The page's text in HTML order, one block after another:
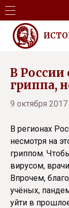
В России
гриппа,
9 октября 2017
В регионах
несмотря на
гриппом.
вирусом,
Впрочем,
учёных,
уйти в